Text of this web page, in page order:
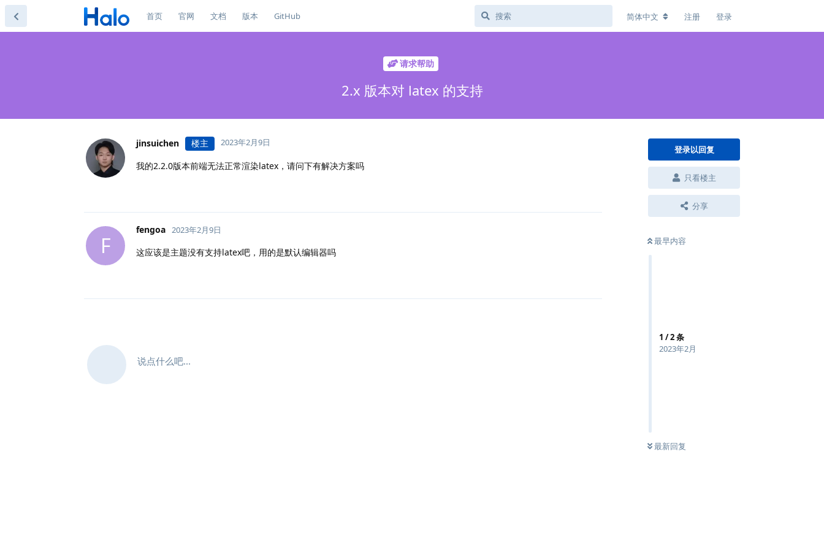
首页 官网 文档 版本 GitHub 简体中文 注册 登录
请求帮助
2.x 版本对 latex 的支持
登录以回复
只看楼主
分享
最早内容
1 /2条
2023年2月
最新回复
jinsuichen 楼主 2023年2月9日
我的2.2.0版本前端无法正常渲染latex，请问下有解决方案吗
F
fengoa 2023年2月9日
这应该是主题没有支持latex吧，用的是默认编辑器吗
说点什么吧...